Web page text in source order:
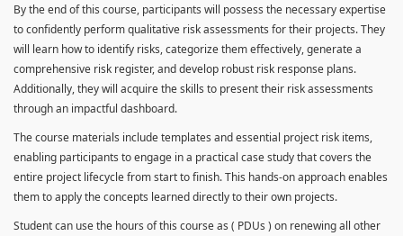
By the end of this course, participants will possess the necessary expertise
to confidently perform qualitative risk assessments for their projects. They
will learn how to identify risks, categorize them effectively, generate a
comprehensive risk register, and develop robust risk response plans.
Additionally, they will acquire the skills to present their risk assessments
through an impactful dashboard.
The course materials include templates and essential project risk items,
enabling participants to engage in a practical case study that covers the
entire project lifecycle from start to finish. This hands-on approach enables
them to apply the concepts learned directly to their own projects.
Student can use the hours of this course as ( PDUs ) on renewing all other